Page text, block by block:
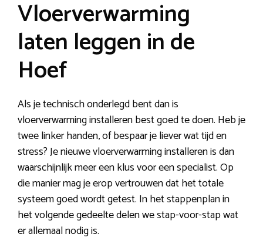
Vloerverwarming
laten leggen in de
Hoef
Als je technisch onderlegd bent dan is
vloerverwarming installeren best goed te doen. Heb je
twee linker handen, of bespaar je liever wat tijd en
stress? Je nieuwe vloerverwarming installeren is dan
waarschijnlijk meer een klus voor een specialist. Op
die manier mag je erop vertrouwen dat het totale
systeem goed wordt getest. In het stappenplan in
het volgende gedeelte delen we stap-voor-stap wat
er allemaal nodig is.